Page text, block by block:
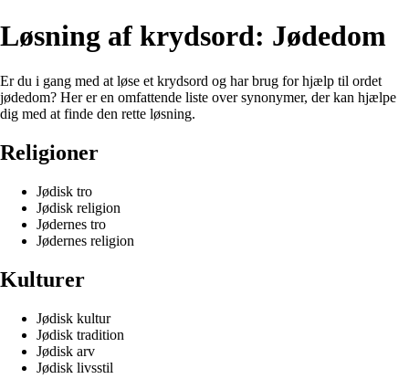
Løsning af krydsord: Jødedom
Er du i gang med at løse et krydsord og har brug for hjælp til ordet
jødedom? Her er en omfattende liste over synonymer, der kan hjælpe
dig med at finde den rette løsning.
Religioner
Jødisk tro
Jødisk religion
Jødernes tro
Jødernes religion
Kulturer
Jødisk kultur
Jødisk tradition
Jødisk arv
Jødisk livsstil